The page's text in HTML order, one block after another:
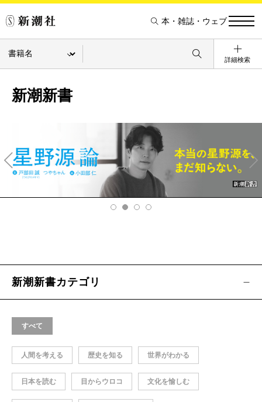
本・雑誌・ウェブ
詳細検索
新潮新書
v
Ne
xt
新潮新書カテゴリ
すべて
人間を考える 歴史を知る 世界がわかる
日本を読む 目からウロコ 文化を愉しむ